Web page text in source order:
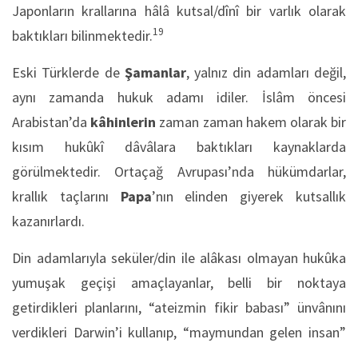
Japonların krallarına hâlâ kutsal/dînî bir varlık olarak
baktıkları bilinmektedir.19
Eski Türklerde de Şamanlar, yalnız din adamları değil,
aynı zamanda hukuk adamı idiler. İslâm öncesi
Arabistan’da kâhinlerin zaman zaman hakem olarak bir
kısım hukûkî dâvâlara baktıkları kaynaklarda
görülmektedir. Ortaçağ Avrupası’nda hükümdarlar,
krallık taçlarını Papa’nın elinden giyerek kutsallık
kazanırlardı.
Din adamlarıyla seküler/din ile alâkası olmayan hukûka
yumuşak geçişi amaçlayanlar, belli bir noktaya
getirdikleri planlarını, “ateizmin fikir babası” ünvânını
verdikleri Darwin’i kullanıp, “maymundan gelen insan”